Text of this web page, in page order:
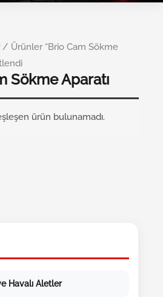
Havalı Aletler
/ Ürünler “Brio Cam Sökme
Sökme Aparatı
ürün bulunamadı.